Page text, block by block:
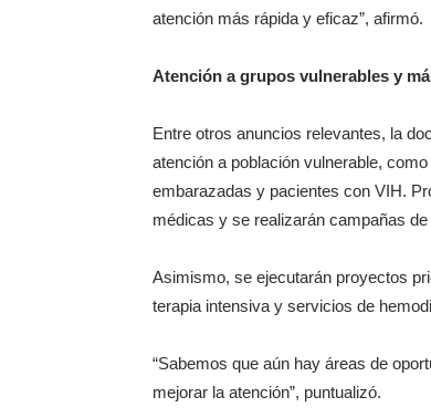
atención más rápida y eficaz”, afirmó.
Atención a grupos vulnerables y
Entre otros anuncios relevantes, la
atención a población vulnerable,
embarazadas y pacientes con VIH.
médicas y se realizarán campañas
Asimismo, se ejecutarán proyectos
terapia intensiva y servicios de
“Sabemos que aún hay áreas de
mejorar la atención”, puntualizó.